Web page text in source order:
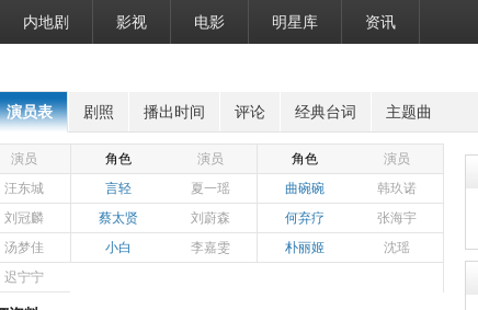
内地剧 影视 电影 明星库 资讯
演员表 剧照 播出时间 评论 经典台词 主题曲
演员 角色 演员 角色
演员
汪东城
言轻 夏一瑶 曲碗碗
韩玖诺
刘冠麟
蔡太贤 刘蔚森 何弃疗
张海宇
汤梦佳
小白 李嘉雯 朴丽姬
沈瑶
迟宁宁